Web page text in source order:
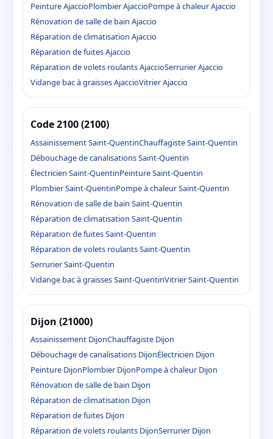
Peinture AjaccioPlombier AjaccioPompe à chaleur Ajaccio
Rénovation de salle de bain Ajaccio
Réparation de climatisation Ajaccio
Réparation de fuites Ajaccio
Réparation de volets roulants AjaccioSerrurier Ajaccio
Vidange bac à graisses AjaccioVitrier Ajaccio
Code 2100 (2100)
Assainissement Saint-QuentinChauffagiste Saint-Quentin
Débouchage de canalisations Saint-Quentin
Électricien Saint-QuentinPeinture Saint-Quentin
Plombier Saint-QuentinPompe à chaleur Saint-Quentin
Rénovation de salle de bain Saint-Quentin
Réparation de climatisation Saint-Quentin
Réparation de fuites Saint-Quentin
Réparation de volets roulants Saint-Quentin
Serrurier Saint-Quentin
Vidange bac à graisses Saint-QuentinVitrier Saint-Quentin
Dijon (21000)
Assainissement DijonChauffagiste Dijon
Débouchage de canalisations DijonÉlectricien Dijon
Peinture DijonPlombier DijonPompe à chaleur Dijon
Rénovation de salle de bain Dijon
Réparation de climatisation Dijon
Réparation de fuites Dijon
Réparation de volets roulants DijonSerrurier Dijon